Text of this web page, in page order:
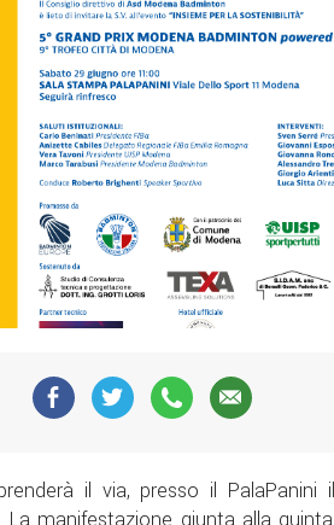
il via, presso il PalaPanini il